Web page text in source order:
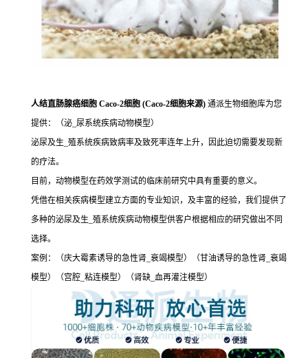
人结直肠腺癌细胞 Caco-2细胞 (Caco-2细胞来源) 通派生物细胞库为您
提供：（泌_尿系统疾病动物模型）
泌尿及生_殖系统疾病致病率及致死率连年上升，因此迫切需要发现新
的疗法。
目前，动物模型在药效学测试的临床前研究中具有重要的意义。
凭借在相关疾病模型建立方面的专业知识，及丰富的经验，我们提供了
多种的泌尿及生_殖系统疾病动物模型供客户根据相应的研究做出不同
选择。
案例：（庆大霉素诱导的急性肾_衰竭模型）（甘油诱导的急性肾_衰竭
模型）（宫腔_粘连模型）（肾缺_血再灌注模型）